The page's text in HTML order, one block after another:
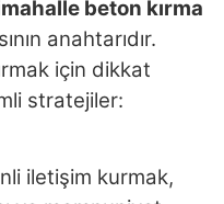
beton kırma
anahtarıdır.
için dikkat
stratejiler:
iletişim kurmak,